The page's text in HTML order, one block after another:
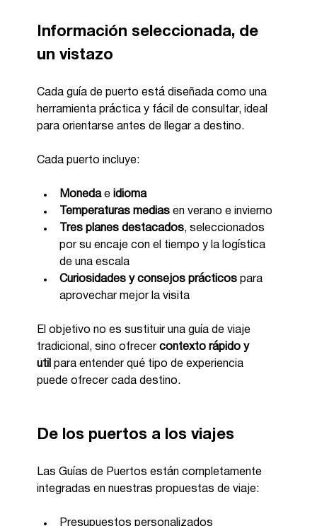
Información seleccionada, de
un vistazo
Cada guía de puerto está diseñada como una
herramienta práctica y fácil de consultar, ideal
para orientarse antes de llegar a destino.
Cada puerto incluye:
Moneda e idioma
Temperaturas medias en verano e invierno
Tres planes destacados, seleccionados
por su encaje con el tiempo y la logística
de una escala
Curiosidades y consejos prácticos para
aprovechar mejor la visita
El objetivo no es sustituir una guía de viaje
tradicional, sino ofrecer contexto rápido y
útil para entender qué tipo de experiencia
puede ofrecer cada destino.
De los puertos a los viajes
Las Guías de Puertos están completamente
integradas en nuestras propuestas de viaje:
Presupuestos personalizados